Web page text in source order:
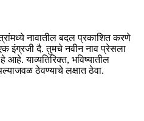
नावातील बदल प्रकाशित करणे
इंग्रजी दै. तुमचे नवीन नाव प्रेसला
आहे. याव्यतिरिक्त, भविष्यातील
ठेवण्याचे लक्षात ठेवा.